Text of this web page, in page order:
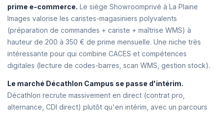
prime e-commerce. Le siège Showroomprivé à La Plaine
Images valorise les caristes-magasiniers polyvalents
(préparation de commandes + cariste + maîtrise WMS) à
hauteur de 200 à 350 € de prime mensuelle. Une niche très
intéressante pour qui combine CACES et compétences
digitales (lecture de codes-barres, scan WMS, gestion stock).
Le marché Décathlon Campus se passe d'intérim.
Décathlon recrute massivement en direct (contrat pro,
alternance, CDI direct) plutôt qu'en intérim, avec un parcours